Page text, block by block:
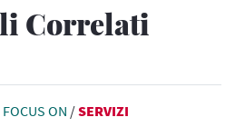
Correlati
FOCUS ON /SERVIZI